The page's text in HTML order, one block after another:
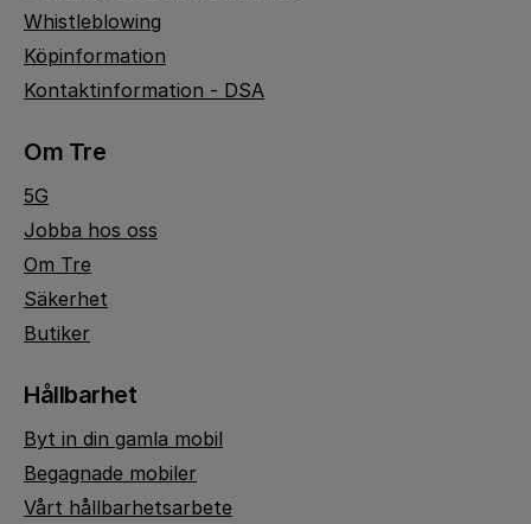
Whistleblowing
Köpinformation
Kontaktinformation - DSA
Om Tre
5G
Jobba hos oss
Om Tre
Säkerhet
Butiker
Hållbarhet
Byt in din gamla mobil
Begagnade mobiler
Vårt hållbarhetsarbete